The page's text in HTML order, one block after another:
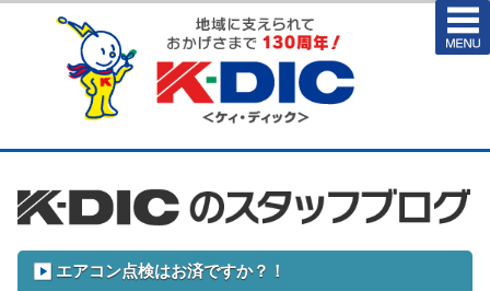
エアコン点検はお済ですか？！